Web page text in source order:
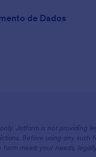
de Dados
Jotform is not providing
Before using any such
meets your needs,